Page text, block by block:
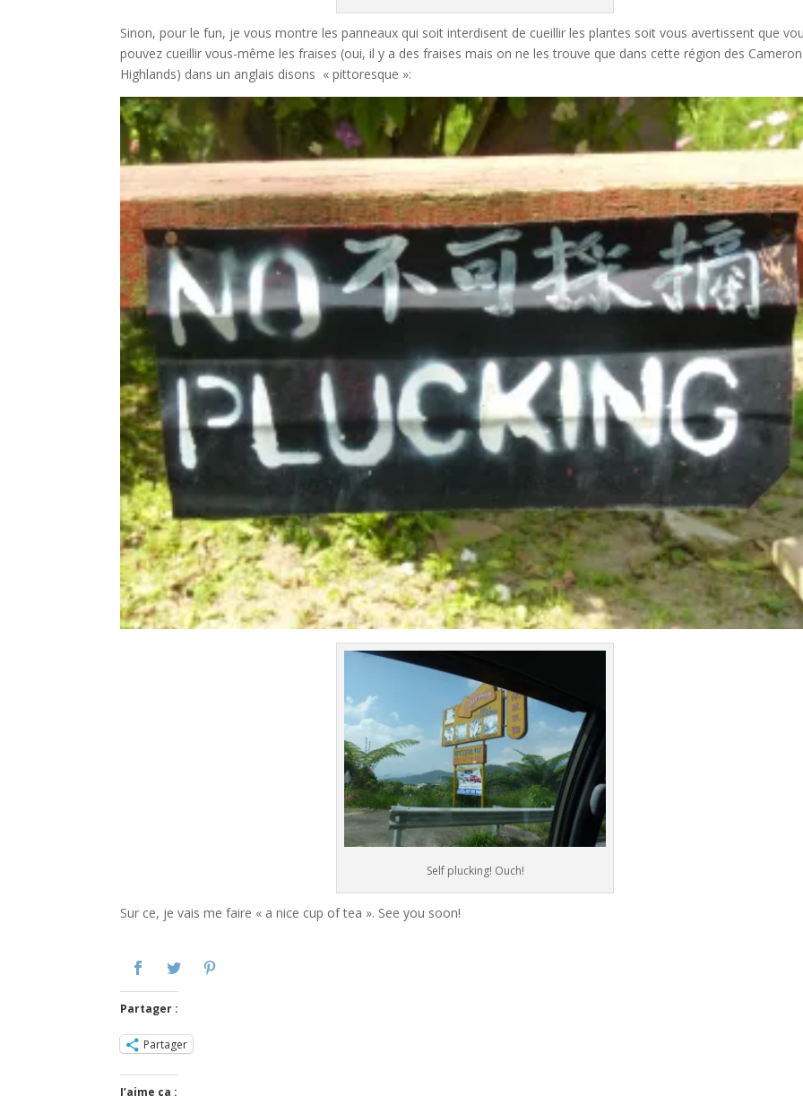
Sinon, pour le fun, je vous montre les panneaux qui soit interdisent de cueillir les plantes soit vous avertissent que
pouvez cueillir vous-même les fraises (oui, il y a des fraises mais on ne les trouve que dans cette région des Cameron
Highlands) dans un anglais disons « pittoresque »:
Self plucking! Ouch!
Sur ce, je vais me faire « a nice cup of tea ». See you soon!
Partager :
Partager
J’aime ça :